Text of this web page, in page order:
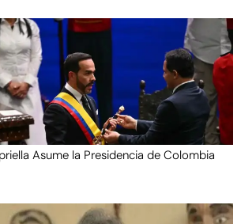
Asume la Presidencia de Colombia